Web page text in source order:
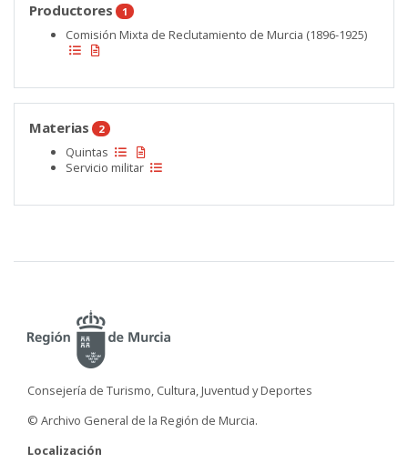
Productores 1
Comisión Mixta de Reclutamiento de Murcia (1896-1925)
Materias 2
Quintas
Servicio militar
Consejería de Turismo, Cultura, Juventud y Deportes
© Archivo General de la Región de Murcia.
Localización